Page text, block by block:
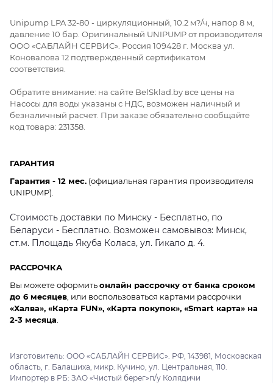
Unipump LPA 32-80 - циркуляционный, 10.2 м?/ч, напор 8 м,
давление 10 бар. Оригинальный UNIPUMP от производителя
ООО «САБЛАЙН СЕРВИС». Россия 109428 г. Москва ул.
Коновалова 12 подтверждённый сертификатом
соответствия.
Обратите внимание: на сайте BelSklad.by все цены на
Насосы для воды указаны с НДС, возможен наличный и
безналичный расчет. При заказе обязательно сообщайте
код товара: 231358.
ГАРАНТИЯ
Гарантия - 12 мес. (официальная гарантия производителя
UNIPUMP).
Стоимость доставки по Минску - Бесплатно, по
Беларуси - Бесплатно. Возможен самовывоз: Минск,
ст.м. Площадь Якуба Коласа, ул. Гикало д. 4.
РАССРОЧКА
Вы можете оформитьонлайн рассрочку от банка сроком
до 6 месяцев , или воспользоваться картами рассрочки
«Халва», «Карта FUN», «Карта покупок», «Smart карта» на
2-3 месяца
Изготовитель: ООО «САБЛАЙН СЕРВИС». РФ, 143981, Московская
область, г. Балашиха, микр. Кучино, ул. Центральная, 110.
Импортер в РБ: ЗАО «Чистый берег»п/у Колядичи